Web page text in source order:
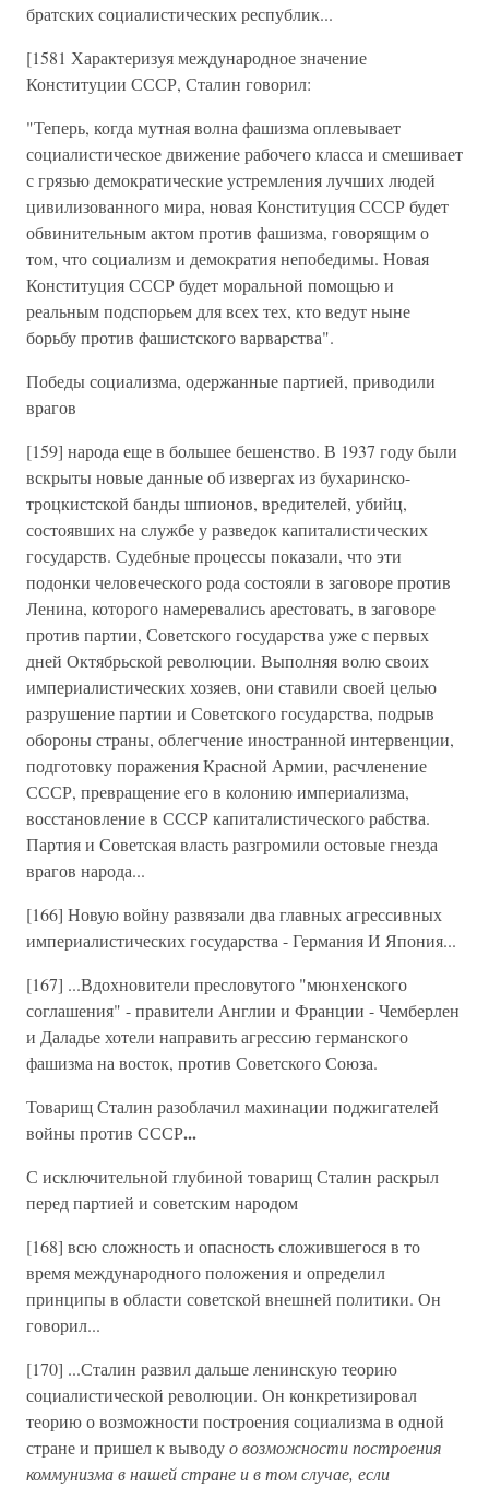
братских социалистических республик...
[1581 Характеризуя международное значение
Конституции СССР, Сталин говорил:
"Теперь, когда мутная волна фашизма оплевывает
социалистическое движение рабочего класса и смешивает
с грязью демократические устремления лучших людей
цивилизованного мира, новая Конституция СССР будет
обвинительным актом против фашизма, говорящим о
том, что социализм и демократия непобедимы. Новая
Конституция СССР будет моральной помощью и
реальным подспорьем для всех тех, кто ведут ныне
борьбу против фашистского варварства".
Победы социализма, одержанные партией, приводили
врагов
[159] народа еще в большее бешенство. В 1937 году были
вскрыты новые данные об извергах из бухаринско-
троцкистской банды шпионов, вредителей, убийц,
состоявших на службе у разведок капиталистических
государств. Судебные процессы показали, что эти
подонки человеческого рода состояли в заговоре против
Ленина, которого намеревались арестовать, в заговоре
против партии, Советского государства уже с первых
дней Октябрьской революции. Выполняя волю своих
империалистических хозяев, они ставили своей целью
разрушение партии и Советского государства, подрыв
обороны страны, облегчение иностранной интервенции,
подготовку поражения Красной Армии, расчленение
СССР, превращение его в колонию империализма,
восстановление в СССР капиталистического рабства.
Партия и Советская власть разгромили остовые гнезда
врагов народа...
[166] Новую войну развязали два главных агрессивных
империалистических государства - Германия И Япония...
[167] ...Вдохновители пресловутого "мюнхенского
соглашения" - правители Англии и Франции - Чемберлен
и Даладье хотели направить агрессию германского
фашизма на восток, против Советского Союза.
Товарищ Сталин разоблачил махинации поджигателей
войны против СССР...
С исключительной глубиной товарищ Сталин раскрыл
перед партией и советским народом
[168] всю сложность и опасность сложившегося в то
время международного положения и определил
принципы в области советской внешней политики. Он
говорил...
[170] ...Сталин развил дальше ленинскую теорию
социалистической революции. Он конкретизировал
теорию о возможности построения социализма в одной
стране и пришел к выводуо возможности построения
коммунизма в нашей стране и в том случае, если